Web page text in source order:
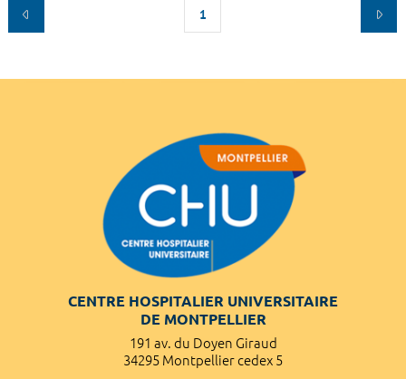
1
CENTRE HOSPITALIER UNIVERSITAIRE
DE MONTPELLIER
191 av. du Doyen Giraud
34295 Montpellier cedex 5